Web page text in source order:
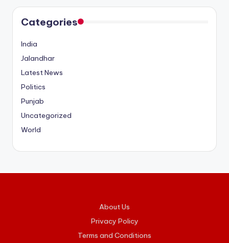
Categories
India
Jalandhar
Latest News
Politics
Punjab
Uncategorized
World
About Us
Privacy Policy
Terms and Conditions